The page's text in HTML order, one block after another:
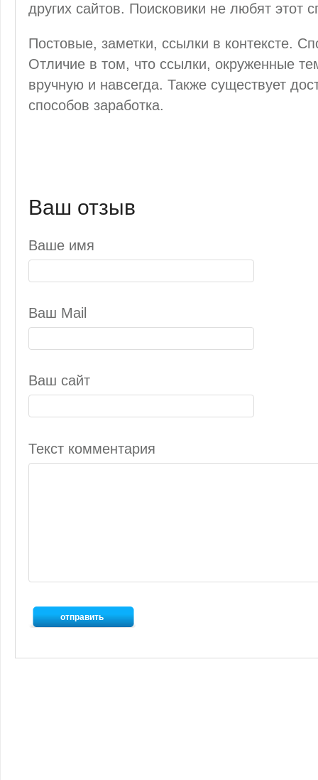
других сайтов. Поисковики не любят этот
Постовые, заметки, ссылки в контексте.
Отличие в том, что ссылки, окруженные
вручную и навсегда. Также существует
способов заработка.
Ваш отзыв
Ваше имя
Ваш Mail
Ваш сайт
Текст комментария